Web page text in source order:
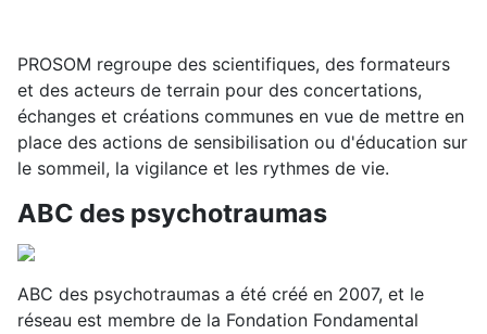
PROSOM regroupe des scientifiques, des formateurs
et des acteurs de terrain pour des concertations,
échanges et créations communes en vue de mettre en
place des actions de sensibilisation ou d'éducation sur
le sommeil, la vigilance et les rythmes de vie.
ABC des psychotraumas
ABC des psychotraumas a été créé en 2007, et le
réseau est membre de la Fondation Fondamental